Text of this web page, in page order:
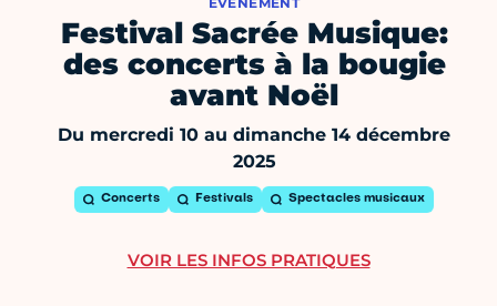
Festival Sacrée Musique:
des concerts à la bougie
avant Noël
Du mercredi 10 au dimanche 14 décembre
2025
Concerts Festivals Spectacles musicaux
VOIR LES INFOS PRATIQUES